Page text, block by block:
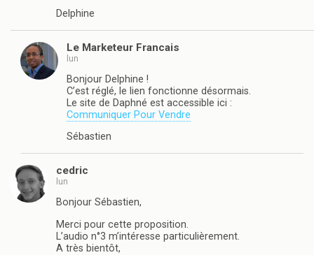
Delphine
Le Marketeur Francais
lun
Bonjour Delphine !
C’est réglé, le lien fonctionne désormais.
Le site de Daphné est accessible ici :
Communiquer Pour Vendre
Sébastien
cedric
lun
Bonjour Sébastien,
Merci pour cette proposition.
L’audio n°3 m’intéresse particulièrement.
A très bientôt,